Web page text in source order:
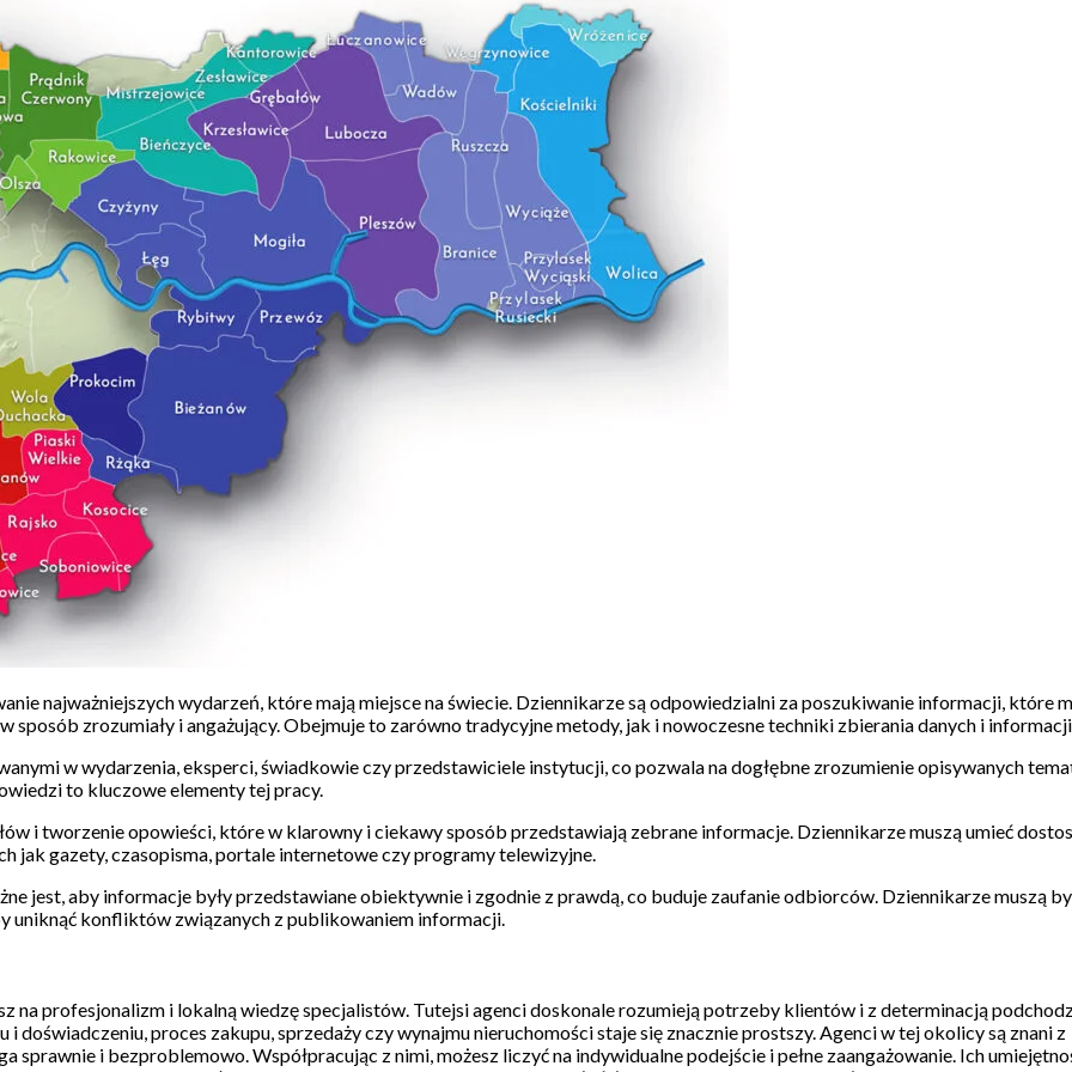
najważniejszych wydarzeń, które mają miejsce na świecie. Dziennikarze są odpowiedzialni za poszukiwanie informacji, które
sposób zrozumiały i angażujący. Obejmuje to zarówno tradycyjne metody, jak i nowoczesne techniki zbierania danych i
w wydarzenia, eksperci, świadkowie czy przedstawiciele instytucji, co pozwala na dogłębne zrozumienie opisywanych
to kluczowe elementy tej pracy.
i tworzenie opowieści, które w klarowny i ciekawy sposób przedstawiają zebrane informacje. Dziennikarze muszą umieć
jak gazety, czasopisma, portale internetowe czy programy telewizyjne.
jest, aby informacje były przedstawiane obiektywnie i zgodnie z prawdą, co buduje zaufanie odbiorców. Dziennikarze muszą
uniknąć konfliktów związanych z publikowaniem informacji.
na profesjonalizm i lokalną wiedzę specjalistów. Tutejsi agenci doskonale rozumieją potrzeby klientów i z determinacją
doświadczeniu, proces zakupu, sprzedaży czy wynajmu nieruchomości staje się znacznie prostszy. Agenci w tej okolicy są znani z
i bezproblemowo. Współpracując z nimi, możesz liczyć na indywidualne podejście i pełne zaangażowanie. Ich